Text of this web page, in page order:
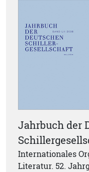
Jahrbuch der
Internationales
Literatur. 52.